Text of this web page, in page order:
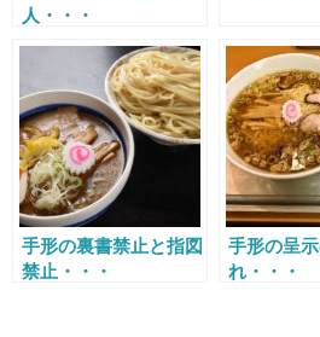
人・・・
手形の裏書禁止と指図
禁止・・・
手形の呈
れ・・・